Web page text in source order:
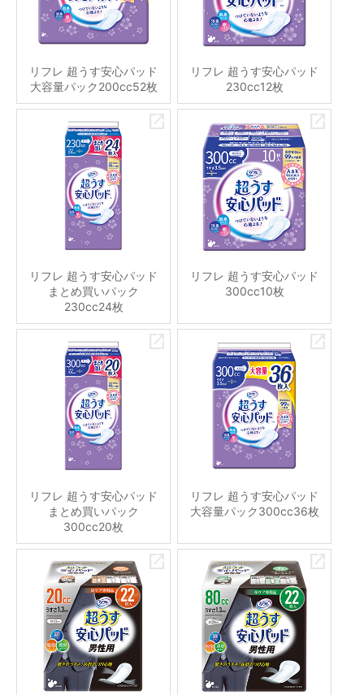
リフレ 超うす安心パッド
大容量パック200cc52枚
リフレ 超うす安心パッド
230cc12枚
リフレ 超うす安心パッド
まとめ買いパック
230cc24枚
リフレ 超うす安心パッド
300cc10枚
リフレ 超うす安心パッド
まとめ買いパック
300cc20枚
リフレ 超うす安心パッド
大容量パック300cc36枚